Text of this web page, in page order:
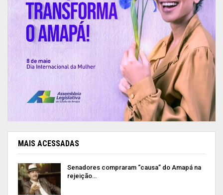
MAIS ACESSADAS
Senadores compraram “causa” do Amapá na
rejeição…